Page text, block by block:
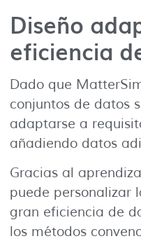
Diseño
eficiencia
Dado que
conjuntos de datos
adaptarse a
añadiendo datos
Gracias al
puede personalizar
gran eficiencia de
los métodos